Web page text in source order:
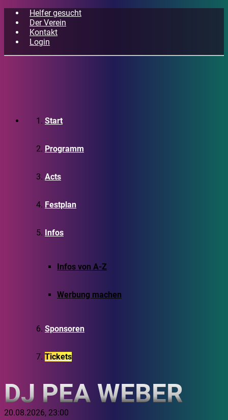
Helfer gesucht
Der Verein
Kontakt
Login
Start
Programm
Acts
Festplan
Infos
Infos von A-Z
Werbung machen
Sponsoren
Tickets
DJ PEA WEBER
20.08.2026, 23:00